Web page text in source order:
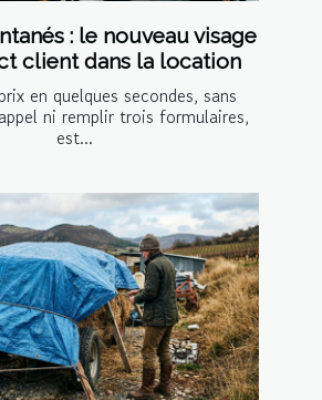
: le nouveau visage
client dans la location
en quelques secondes, sans
ni remplir trois formulaires,
est...